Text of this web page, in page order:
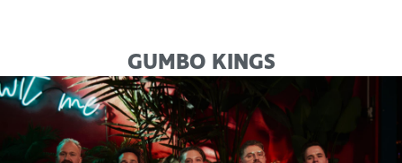
GUMBO KINGS